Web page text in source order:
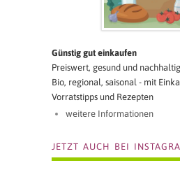
Günstig gut einkaufen
Preiswert, gesund und
Bio, regional, saisonal - mit
Vorratstipps und Rezepten
weitere Informationen
JETZT AUCH BEI